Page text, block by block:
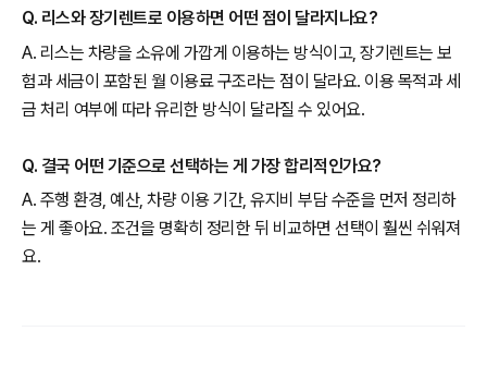
Q. 리스와 장기렌트로 이용하면 어떤 점이 달라지나요?
A. 리스는 차량을 소유에 가깝게 이용하는 방식이고, 장기렌트는 보
험과 세금이 포함된 월 이용료 구조라는 점이 달라요. 이용 목적과 세
금 처리 여부에 따라 유리한 방식이 달라질 수 있어요.
Q. 결국 어떤 기준으로 선택하는 게 가장 합리적인가요?
A. 주행 환경, 예산, 차량 이용 기간, 유지비 부담 수준을 먼저 정리하
는 게 좋아요. 조건을 명확히 정리한 뒤 비교하면 선택이 훨씬 쉬워져
요.